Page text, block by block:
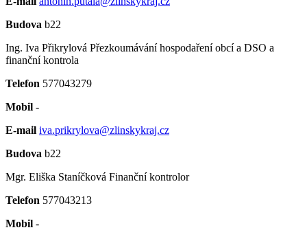
Budova b22
Ing. Iva Přikrylová Přezkoumávání hospodaření obcí a DSO a
finanční kontrola
Telefon 577043279
Mobil -
E-mail iva.prikrylova@zlinskykraj.cz
Budova b22
Mgr. Eliška Staníčková Finanční kontrolor
Telefon 577043213
Mobil -